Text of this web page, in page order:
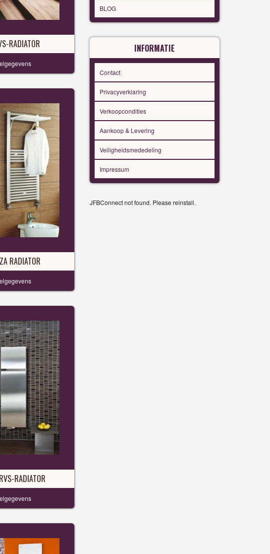
RADIATOR
RADIATOR
RADIATOR
BLOG
INFORMATIE
Contact
Privacyverklaring
Verkoopcondities
Aankoop & Levering
Veiligheidsmededeling
Impressum
JFBConnect not found. Please reinstall.